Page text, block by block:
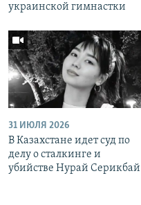
украинской гимнастки
31 ИЮЛЯ 2026
В Казахстане идет суд по
делу о сталкинге и
убийстве Нурай Серикбай